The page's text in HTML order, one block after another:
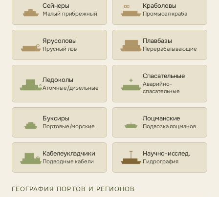
Сейнеры
Малый прибрежный
Краболовы
Промысел краба
Ярусоловы
Ярусный лов
Плавбазы
Перерабатывающие
Ледоколы
Атомные/дизельные
Спасательные
Аварийно-
спасательные
Буксиры
Портовые/морские
Лоцманские
Подвозка лоцманов
Кабелеукладчики
Подводные кабели
Научно-исслед.
Гидрография
ГЕОГРАФИЯ ПОРТОВ И РЕГИОНОВ